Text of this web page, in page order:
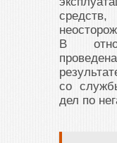
В
со
дел по